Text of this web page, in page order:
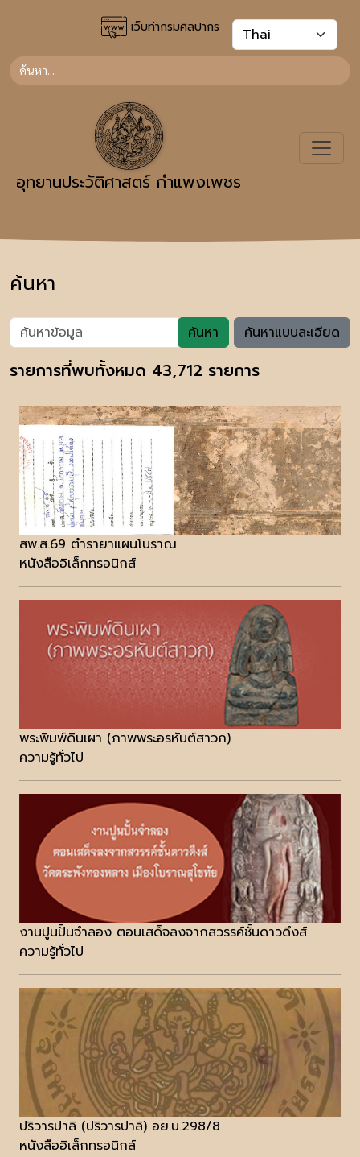
เว็บท่ากรมศิลปากร
อุทยานประวัติศาสตร์ กำแพงเพชร
ค้นหา
ค้นหา ค้นหาแบบละเอียด
รายการที่พบทั้งหมด 43,712 รายการ
สพ.ส.69 ตำรายาแผนโบราณ
หนังสืออิเล็กทรอนิกส์
พระพิมพ์ดินเผา (ภาพพระอรหันต์สาวก)
ความรู้ทั่วไป
งานปูนปั้นจำลอง ตอนเสด็จลงจากสวรรค์ชั้นดาวดึงส์
ความรู้ทั่วไป
ปริวารปาลิ (ปริวารปาลิ) อย.บ.298/8
หนังสืออิเล็กทรอนิกส์